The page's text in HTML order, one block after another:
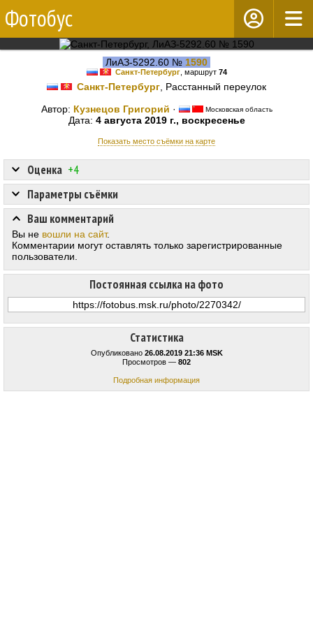
Фотобус
ЛиАЗ-5292.60 № 1590
Санкт-Петербург, маршрут 74
Санкт-Петербург , Расстанный переулок
Автор: Кузнецов Григорий · Московская область
Дата: 4 августа 2019 г., воскресенье
Показать место съёмки на карте
Статистика
Опубликовано 26.08.2019 21:36 MSK
Просмотров — 802
Подробная информация
Оценка +4
Постоянная ссылка на фото
Параметры съёмки
Ваш комментарий
Вы не вошли на сайт.
Комментарии могут оставлять только зарегистрированные
пользователи.